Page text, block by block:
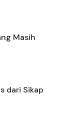
Masih
dari Sikap